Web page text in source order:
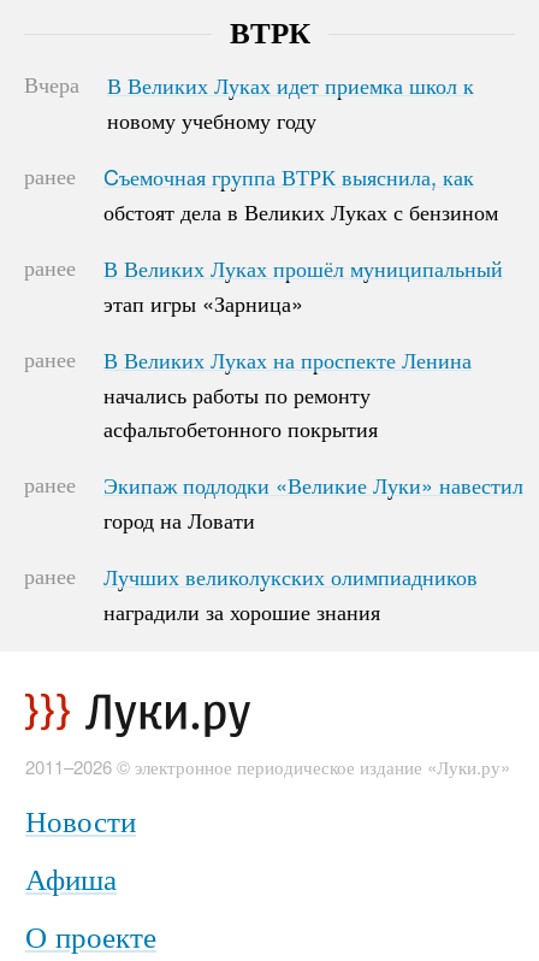
ВТРК
Вчера
В Великих Луках идет приемка школ к
новому учебному году
В Великих Луках идет приемка школ к
новому учебному году
ранее
Cъемочная группа ВТРК выяснила, как
обстоят дела в Великих Луках с бензином
Cъемочная группа ВТРК выяснила, как
обстоят дела в Великих Луках с бензином
ранее
В Великих Луках прошёл муниципальный
этап игры «Зарница»
В Великих Луках прошёл муниципальный
этап игры «Зарница»
ранее
В Великих Луках на проспекте Ленина
начались работы по ремонту
асфальтобетонного покрытия
В Великих Луках на проспекте Ленина
начались работы по ремонту
асфальтобетонного покрытия
ранее
Экипаж подлодки «Великие Луки» навестил
город на Ловати
Экипаж подлодки «Великие Луки» навестил
город на Ловати
ранее
Лучших великолукских олимпиадников
наградили за хорошие знания
Лучших великолукских олимпиадников
наградили за хорошие знания
2011–2026 © электронное периодическое издание «Луки.ру»
Новости
Афиша
О проекте